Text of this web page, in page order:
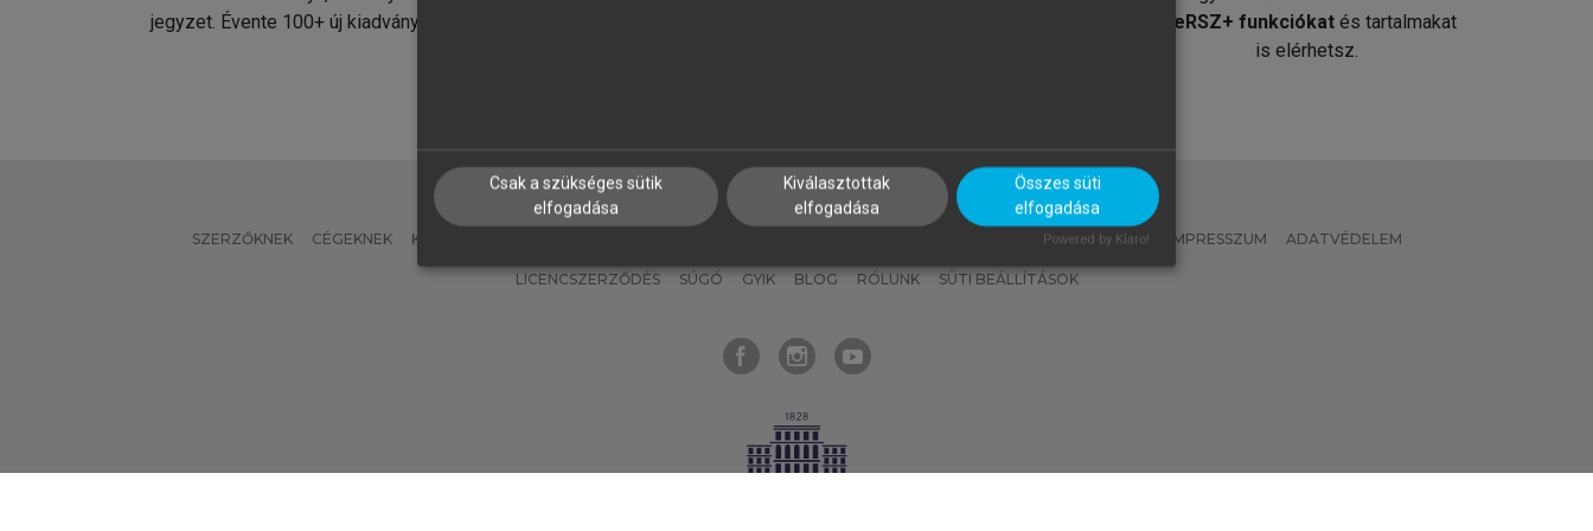
jegyzet. Évente 100+ új kiadvány.
MeRSZ+ funkciókat és tartalmakat
is elérhetsz.
SZERZŐKNEK CÉGEKNEK KÖNYVTÁROSOKNAK MI – ÁLTALÁNOS IRÁNYELVEK IMPRESSZUM ADATVÉDELEM
LICENCSZERZŐDÉS SÚGÓ GYIK BLOG RÓLUNK SÜTI BEÁLLÍTÁSOK
Csak a szükséges sütik
elfogadása
Kiválasztottak
elfogadása
Összes süti
elfogadása
Powered by Klaro!